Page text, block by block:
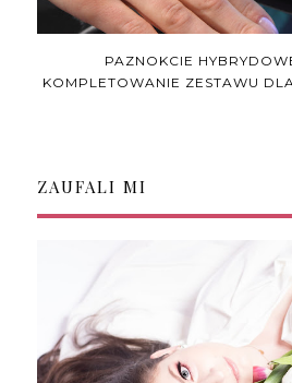
PAZNOKCIE
KOMPLETOWANIE ZESTAWU
ZAUFALI MI